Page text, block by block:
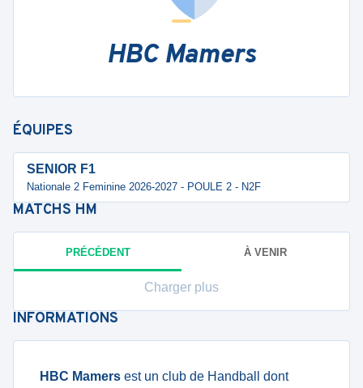
HBC Mamers
ÉQUIPES
SENIOR F1
Nationale 2 Feminine 2026-2027 - POULE 2 - N2F
MATCHS HM
PRÉCÉDENT À VENIR
Charger plus
INFORMATIONS
HBC Mamers est un club de Handball dont